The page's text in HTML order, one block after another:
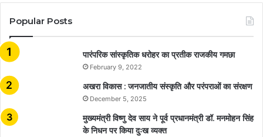
Popular Posts
​​​​​​​पारंपरिक सांस्कृतिक धरोहर का प्रतीक राजकीय गमछा
February 9, 2022
अखरा विकास : जनजातीय संस्कृति और परंपराओं का संरक्षण
December 5, 2025
मुख्यमंत्री विष्णु देव साय ने पूर्व प्रधानमंत्री डॉ. मनमोहन सिंह
के निधन पर किया दुःख व्यक्त